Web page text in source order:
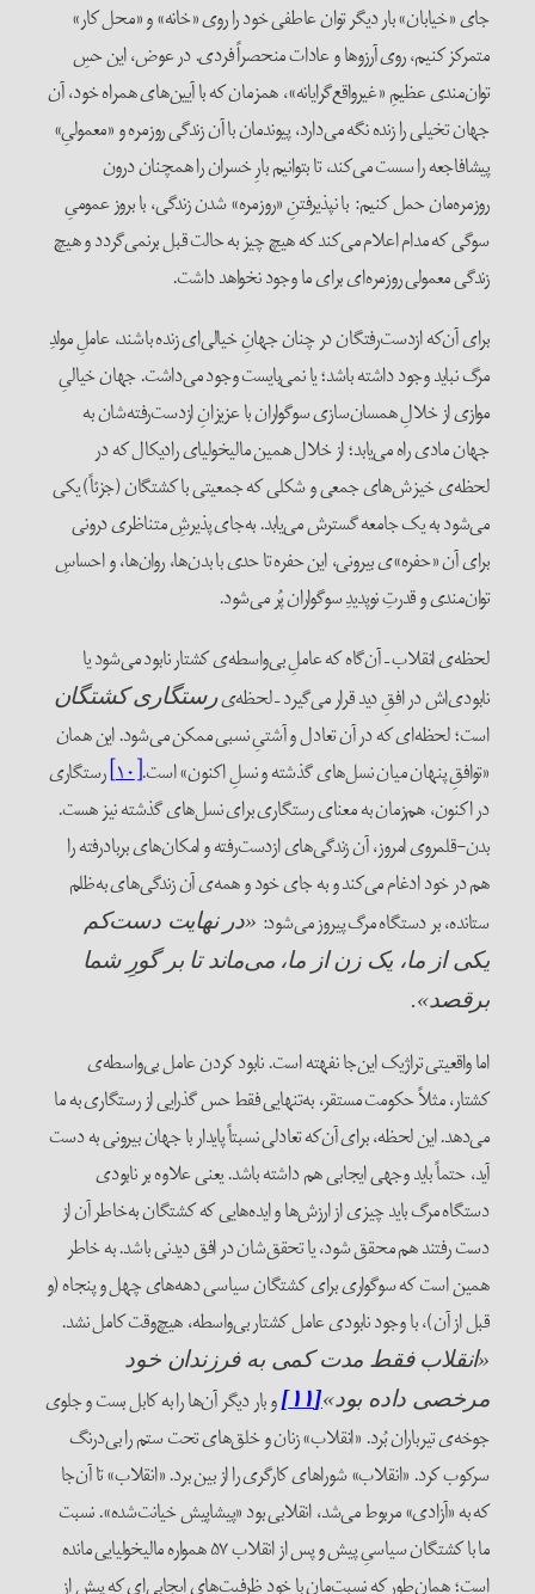
جای «خیابان» بار دیگر توان عاطفی خود را روی «خانه» و «محل کار»
متمرکز کنیم، روی آرزوها و عادات منحصراً فردی. در عوض، این حسِ
توان‌مندی عظیمِ «غیرواقع‌گرایانه»، همزمان که با آیین‌های همراه خود، آن
جهان تخیلی را زنده نگه می‌دارد، پیوندمان با آن زندگی روزمره و «معمولیِ»
پیشافاجعه را سست می‌کند، تا بتوانیم بارِ خسران را همچنان درون
روزمره‌مان حمل کنیم: با نپذیرفتنِ «روزمره» شدن زندگی، با بروز عمومیِ
سوگی که مدام اعلام می‌کند که هیچ چیز به حالت قبل برنمی‌گردد و هیچ
زندگی معمولی روزمره‌ای برای ما وجود نخواهد داشت.
برای آن‌که ازدست‌رفتگان در چنان جهانِ خیالی‌ای زنده باشند، عاملِ مولدِ
مرگ نباید وجود داشته باشد؛ یا نمی‌بایست وجود می‌داشت. جهان خیالیِ
موازی از خلالِ همسان‌سازی سوگواران با عزیزانِ ازدست‌رفته‌شان به
جهان مادی راه می‌یابد؛ از خلال همین مالیخولیای رادیکال که در
لحظه‌ی خیزش‌های جمعی و شکلی که جمعیتی با کشتگان (جزئاً) یکی
می‌شود به یک جامعه گسترش می‌یابد. به‌جای پذیرشِ متناظری درونی
برای آن «حفره»ی بیرونی، این حفره تا حدی با بدن‌ها، روان‌ها، و احساسِ
توان‌مندی و قدرتِ نوپدیدِ سوگواران پُر می‌شود.
لحظه‌ی انقلاب – آن‌گاه که عاملِ بی‌واسطه‌ی کشتار نابود می‌شود یا
نابودی‌اش در افقِ دید قرار می‌گیرد – لحظه‌یرستگاری کشتگان
است؛ لحظه‌ای که در آن تعادل و آشتیِ نسبی ممکن می‌شود. این همان
«توافقِ پنهان میان نسل‌های گذشته و نسلِ اکنون» است.[۱۰]
رستگاری
در اکنون، هم‌زمان به معنای رستگاری برای نسل‌های گذشته نیز هست.
بدن-قلمروی امروز، آن زندگی‌های ازدست‌رفته و امکان‌های بربادرفته را
هم در خود ادغام می‌کند و به جای خود و همه‌ی آن زندگی‌های به‌ظلم
ستانده، بر دستگاه مرگ پیروز می‌شود: «در نهایت دست‌کم
یکی از ما، یک زن از ما، می‌ماند تا بر گورِ شما
برقصد».
اما واقعیتی تراژیک این‌جا نفهته است. نابود کردن عامل بی‌واسطه‌ی
کشتار، مثلاً حکومت مستقر، به‌تنهایی فقط حس گذرایی از رستگاری‌ به ما
می‌دهد. این لحظه، برای آن‌که تعادلی نسبتاً پایدار با جهان بیرونی به دست
آید، حتماً باید وجهی ایجابی هم داشته باشد. یعنی علاوه بر نابودی
دستگاه مرگ باید چیزی از ارزش‌ها و ایده‌هایی که کشتگان به‌خاطر آن از
دست رفتند هم محقق شود، یا تحقق‌شان در افق دیدنی باشد. به خاطر
همین است که سوگواری برای کشتگان سیاسی دهه‌‌های چهل و پنجاه (و
قبل از آن)، با وجود نابودی عامل کشتار بی‌واسطه، هیچ‌وقت کامل نشد.
«انقلاب فقط مدت کمی به فرزندان خود
مرخصی داده بود»[۱۱]
و بار دیگر آن‌ها را به کابل بست و جلوی
جوخه‌ی تیرباران بُرد. «انقلاب» زنان و خلق‌های تحت ستم را بی‌درنگ
سرکوب کرد. «انقلاب» شوراهای کارگری را از بین برد. «انقلاب» تا آن‌جا
که به «آزادی» مربوط می‌شد، انقلابی بود «پیشاپیش خیانت‌شده». نسبت
ما با کشتگان سیاسیِ پیش و پس از انقلاب ۵۷ همواره مالیخولیایی مانده
است؛ همان‌طور که نسبت‌مان با خود ظرفیت‌های ایجابی‌ای که پیش از